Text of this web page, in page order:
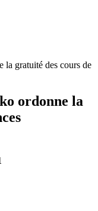
gratuité des cours de
ordonne la